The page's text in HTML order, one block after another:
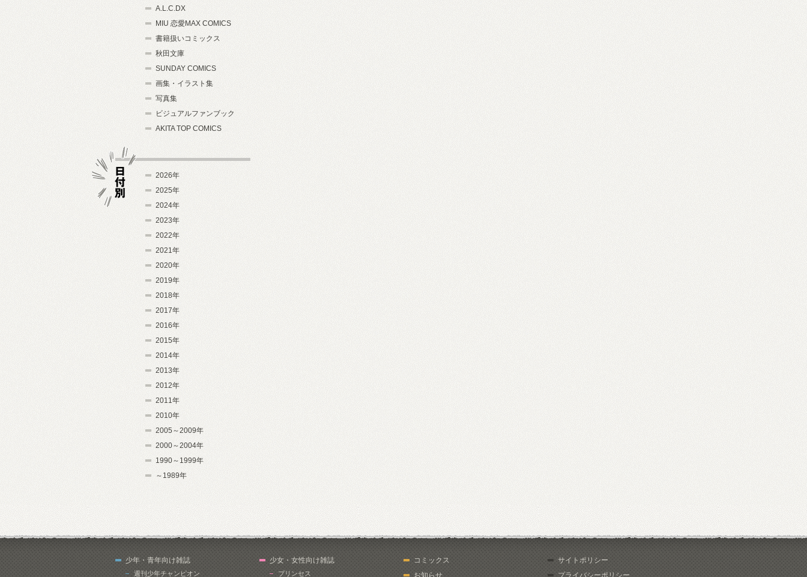
A.L.C.DX
MIU 恋愛MAX COMICS
書籍扱いコミックス
秋田文庫
SUNDAY COMICS
画集・イラスト集
写真集
ビジュアルファンブック
AKITA TOP COMICS
2026年
2025年
2024年
2023年
2022年
2021年
2020年
2019年
2018年
2017年
2016年
2015年
2014年
2013年
2012年
2011年
2010年
2005～2009年
2000～2004年
1990～1999年
～1989年
少年・青年向け雑誌
週刊少年チャンピオン
少女・女性向け雑誌
プリンセス
コミックス
お知らせ
サイトポリシー
プライバシーポリシー